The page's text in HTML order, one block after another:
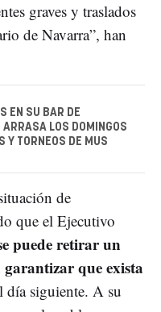
graves y traslados
de Navarra”, han
EN SU BAR DE
ARRASA LOS DOMINGOS
Y TORNEOS DE MUS
de
que el Ejecutivo
puede retirar un
que exista
día siguiente. A su